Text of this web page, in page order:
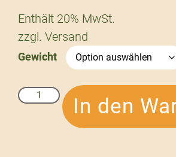
Enthält 20% MwSt.
zzgl. Versand
Gewicht
In den